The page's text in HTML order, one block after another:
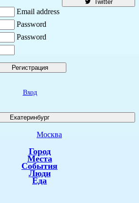
Twitter
Email address
Password
Password
Регистрация
Вход
Екатеринбург
Москва
Город
Места
События
Люди
Еда